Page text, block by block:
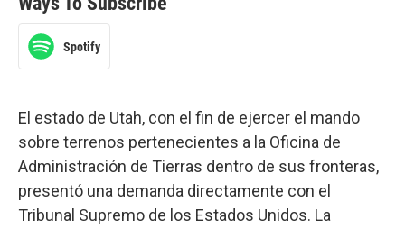
Spotify
El estado de Utah, con el fin de ejercer el mando
sobre terrenos pertenecientes a la Oficina de
Administración de Tierras dentro de sus fronteras,
presentó una demanda directamente con el
Tribunal Supremo de los Estados Unidos. La